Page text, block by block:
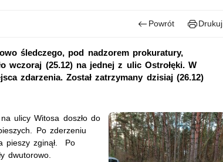
Powrót Drukuj
śledczego, pod nadzorem prokuratury,
wczoraj (25.12) na jednej z ulic Ostrołęki. W
zdarzenia. Został zatrzymany dzisiaj (26.12)
ulicy Witosa doszło do
Po zderzeniu
pieszy zginął. Po
dwutorowo.